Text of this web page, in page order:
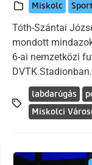
Miskolc
Tóth-Szántai
mondott
6-ai nemzetközi
DVTK Stadionban.
labdarúgás
Miskolci